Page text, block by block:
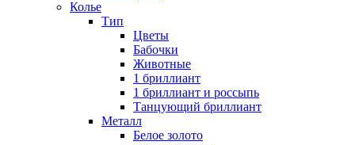
Колье
Тип
Цветы
Бабочки
Животные
1 бриллиант
1 бриллиант и россыпь
Танцующий бриллиант
Металл
Белое золото